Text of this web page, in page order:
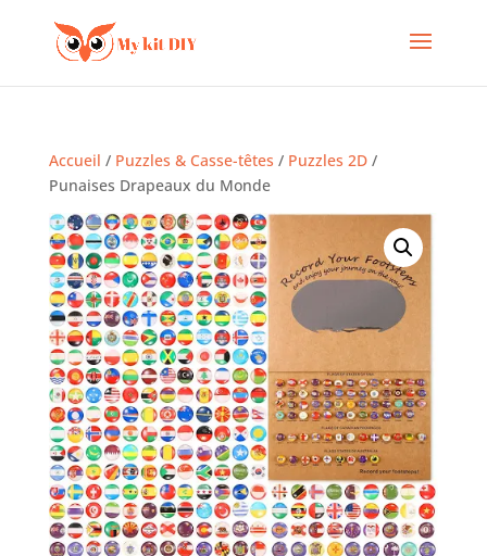
Accueil / Puzzles & Casse-têtes / Puzzles 2D/
Punaises Drapeaux du Monde